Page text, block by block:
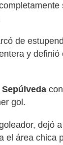
de
y definió
gol.
dejó
el área chica